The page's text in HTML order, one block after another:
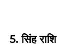
5.सिंह राशि